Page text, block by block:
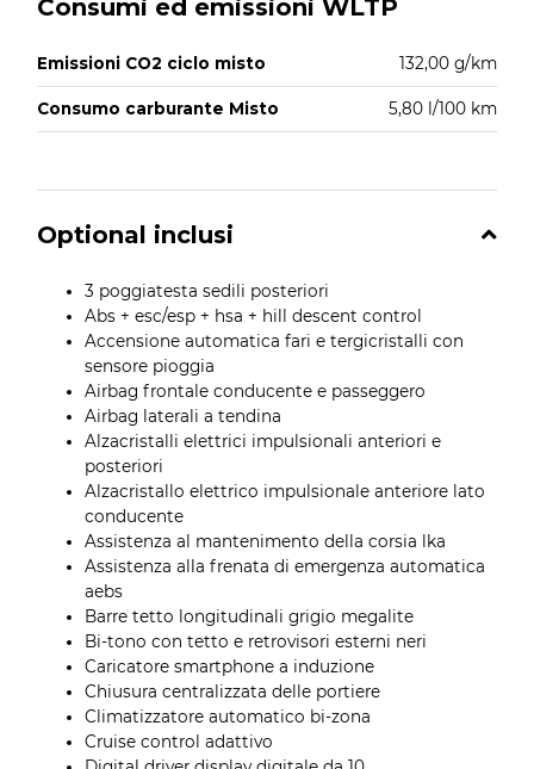
Consumi ed emissioni WLTP
Emissioni CO2 ciclo misto 132,00 g/km
Consumo carburante Misto 5,80 l/100 km
Optional inclusi
3 poggiatesta sedili posteriori
Abs + esc/esp + hsa + hill descent control
Accensione automatica fari e tergicristalli con
sensore pioggia
Airbag frontale conducente e passeggero
Airbag laterali a tendina
Alzacristalli elettrici impulsionali anteriori e
posteriori
Alzacristallo elettrico impulsionale anteriore lato
conducente
Assistenza al mantenimento della corsia lka
Assistenza alla frenata di emergenza automatica
aebs
Barre tetto longitudinali grigio megalite
Bi-tono con tetto e retrovisori esterni neri
Caricatore smartphone a induzione
Chiusura centralizzata delle portiere
Climatizzatore automatico bi-zona
Cruise control adattivo